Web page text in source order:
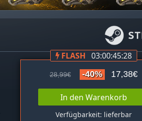
FLASH 03:00:45:27
28,99€ -40% 17,38€
In den Warenkorb
Verfügbarkeit: lieferbar